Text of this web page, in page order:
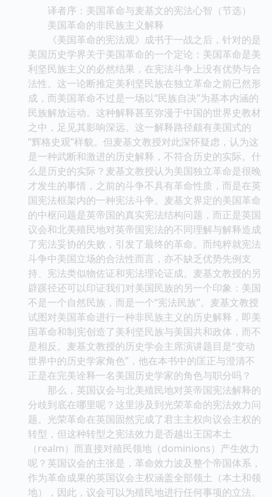
译者序：美国革命与麦基文的宪法心智（节选）
美国革命的非民族主义解释
《美国革命的宪法观》成书于一战之后，针对的是
美国历史学界关于美国革命的一个定论：美国革命是美
利坚民族主义的必然结果，在宪法斗争上没有优势与合
法性。这一论断推定美利坚民族在独立革命之前已然形
成，而美国革命不过是一场以“民族自决”为基本内涵的
民族解放运动。这种解释甚至弥漫于中国的世界史教材
之中，足见其影响深远。这一解释路径颇有美国式的
“辉格史观”样貌。但麦基文教授对此深怀疑虑，认为这
是一种武断和激进的历史解释，不符合历史的实际。什
么是历史的实际？麦基文教授认为美国独立革命是很晚
才发生的事情，之前的斗争不具有革命性质，而是在英
国宪法框架内的一种宪法斗争。麦基文界定的美国革命
的中枢问题是英帝国的真实宪法结构问题，而正是英国
议会和北美殖民地对英帝国宪法的不同理解与解释造成
了宪法妥协的失败，引发了最终的革命。而纯粹就宪法
斗争中美国立场的合法性而言，亦不缺乏优势先例支
持、宪法类似物佐证和宪法理论证成。麦基文教授的另
辟蹊径还可以印证我们对美国民族的另一个印象：美国
不是一个自然民族，而是一个“宪法民族”。麦基文教授
试图对美国革命进行一种非民族主义的历史解释，即美
国革命和制宪创造了美利坚民族与美国共和政体，而不
是相反。麦基文教授的历史学会主席演讲题目是“变动
世界中的历史学家角色”，他在本书中的匡正与澄清不
正是在完美诠释一名美国历史学家的角色与职分吗？
那么，英国议会与北美殖民地对英帝国宪法解释的
分歧到底在哪里呢？这里涉及到光荣革命的宪法效力问
题。光荣革命在英国固然完成了君主主权向议会主权的
转型，但这种转型之宪法效力是否越出王国本土
（realm）而直接对殖民领地（dominions）产生效力
呢？英国议会的主张是，革命效力波及整个帝国体系，
作为革命成果的英国议会主权涵盖全部领土（本土和领
地），因此，议会可以为殖民地进行任何事项的立法。